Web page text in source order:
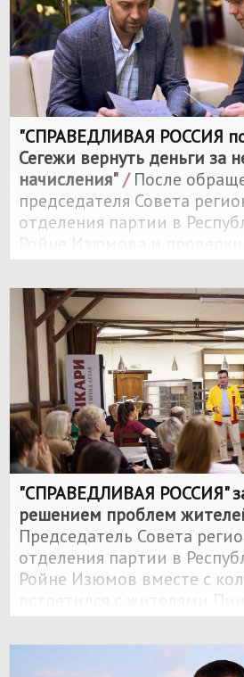
"СПРАВЕДЛИВАЯ РОССИЯ
Сегежи вернуть деньги за
начисления"/После
председателя Совета
отделения партии в
Ройне Изюмова и
совместно с Андреем
Александром Сухоцким,
аварийного дома в
незаконные начисления и
перерасчет.
"СПРАВЕДЛИВАЯ РОССИЯ"
решением проблем
Председатель Совета
отделения партии в
Ройне Изюмов вместе с
встретился с жителями
Главными темами стали
проблемы, аварийное
муниципальной реформы.